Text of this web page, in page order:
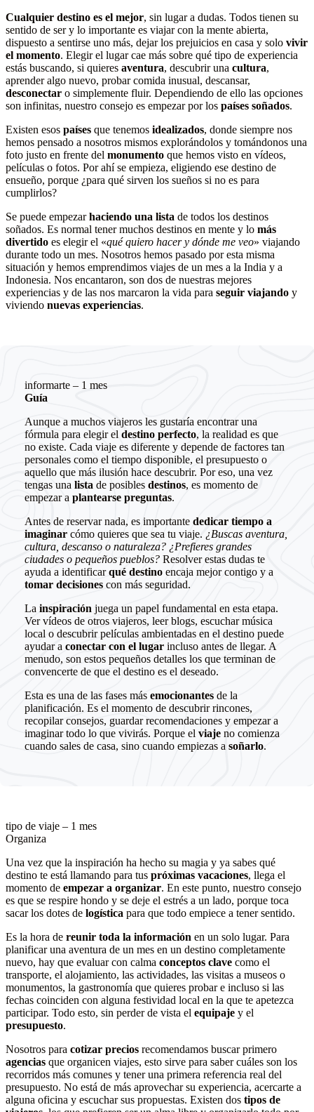
Cualquier destino es el mejor, sin lugar a dudas. Todos tienen su
sentido de ser y lo importante es viajar con la mente abierta,
dispuesto a sentirse uno más, dejar los prejuicios en casa y solo vivir
el momento. Elegir el lugar cae más sobre qué tipo de experiencia
estás buscando, si quieres aventura, descubrir una cultura,
aprender algo nuevo, probar comida inusual, descansar,
desconectar o simplemente fluir. Dependiendo de ello las opciones
son infinitas, nuestro consejo es empezar por los países soñados.
Existen esos países que tenemos idealizados, donde siempre nos
hemos pensado a nosotros mismos explorándolos y tomándonos una
foto justo en frente del monumento que hemos visto en vídeos,
películas o fotos. Por ahí se empieza, eligiendo ese destino de
ensueño, porque ¿para qué sirven los sueños si no es para
cumplirlos?
Se puede empezarhaciendo una lista de todos los destinos
soñados. Es normal tener muchos destinos en mente y lo más
divertido es elegir el «qué quiero hacer y dónde me veo» viajando
durante todo un mes. Nosotros hemos pasado por esta misma
situación y hemos emprendimos viajes de un mes a la India y a
Indonesia. Nos encantaron, son dos de nuestras mejores
experiencias y de las nos marcaron la vida para seguir viajando y
viviendo nuevas experiencias.
informarte – 1 mes
Guía
Aunque a muchos viajeros les gustaría encontrar una
fórmula para elegir el destino perfecto, la realidad es que
no existe. Cada viaje es diferente y depende de factores tan
personales como el tiempo disponible, el presupuesto o
aquello que más ilusión hace descubrir. Por eso, una vez
tengas una lista de posibles destinos, es momento de
empezar a plantearse preguntas.
Antes de reservar nada, es importante dedicar tiempo a
imaginarcómo quieres que sea tu viaje. ¿Buscas aventura,
cultura, descanso o naturaleza? ¿Prefieres grandes
ciudades o pequeños pueblos? Resolver estas dudas te
ayuda a identificarqué destinoencaja mejor contigo y a
tomar decisionescon más seguridad.
La inspiración juega un papel fundamental en esta etapa.
Ver vídeos de otros viajeros, leer blogs, escuchar música
local o descubrir películas ambientadas en el destino puede
ayudar a conectar con el lugarincluso antes de llegar. A
menudo, son estos pequeños detalles los que terminan de
convencerte de que el destino es el deseado.
Esta es una de las fases más emocionantesde la
planificación. Es el momento de descubrir rincones,
recopilar consejos, guardar recomendaciones y empezar a
imaginar todo lo que vivirás. Porque el viajeno comienza
cuando sales de casa, sino cuando empiezas a soñarlo.
tipo de viaje – 1 mes
Organiza
Una vez que la inspiración ha hecho su magia y ya sabes qué
destino te está llamando para tus próximas vacaciones, llega el
momento de empezar a organizar. En este punto, nuestro consejo
es que se respire hondo y se deje el estrés a un lado, porque toca
sacar los dotes de logística para que todo empiece a tener sentido.
Es la hora de reunir toda la información en un solo lugar. Para
planificar una aventura de un mes en un destino completamente
nuevo, hay que evaluar con calma conceptos clave como el
transporte, el alojamiento, las actividades, las visitas a museos o
monumentos, la gastronomía que quieres probar e incluso si las
fechas coinciden con alguna festividad local en la que te apetezca
participar. Todo esto, sin perder de vista el equipaje y el
presupuesto.
Nosotros para cotizar precios recomendamos buscar primero
agencias que organicen viajes, esto sirve para saber cuáles son los
recorridos más comunes y tener una primera referencia real del
presupuesto. No está de más aprovechar su experiencia, acercarte a
alguna oficina y escuchar sus propuestas. Existen dos tipos de